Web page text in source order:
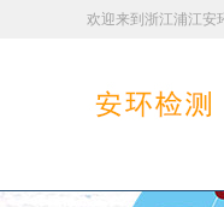
欢迎来到浙江浦江安